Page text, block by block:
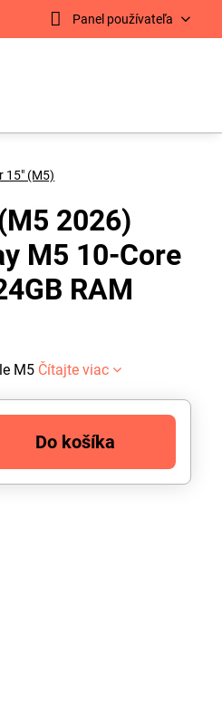
Panel používateľa
15" (M5)
2026)
M5 10-Core
RAM
M5 Čítajte viac
Do košíka